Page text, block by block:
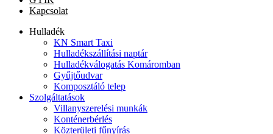
Kapcsolat
Hulladék
KN Smart Taxi
Hulladékszállítási naptár
Hulladékválogatás Komáromban
Gyűjtőudvar
Komposztáló telep
Szolgáltatások
Villanyszerelési munkák
Konténerbérlés
Közterületi fűnyírás